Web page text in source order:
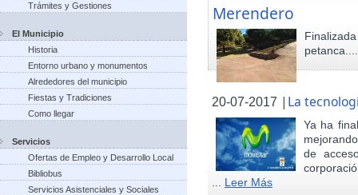
Trámites y Gestiones
El Municipio
Historia
Entorno urbano y monumentos
Alrededores del municipio
Fiestas y Tradiciones
Como llegar
Servicios
Ofertas de Empleo y Desarrollo Local
Bibliobus
Servicios Asistenciales y Sociales
Merendero
20-07-2017 | La
Ya ha
de
Leer Más